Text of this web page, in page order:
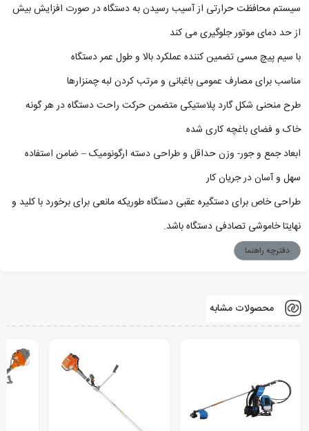
سیستم محافظت حرارتی از آسیب رسیدن به دستگاه در صورت افزایش بیش
از حد دمای موتور جلوگیری می کند
با سیم پیچ مسی تضمین کننده عملکرد بالا و طول عمر دستگاه
مناسب برای مصارف عمومی باغبانی و مرتب کردن لبه چمنزارها
طرح منحنی شکل گارد پلاستیکی متضمن حرکت راحت دستگاه در هر گونه
خاک و فضای باغچه کاری شده
ابعاد جمع و جور- وزن حداقل و طراحی دسته ارگونومیک – ضامن استفاده
سهل و آسان در جریان کار
طراحی خاص برای دستگیره عقبی دستگاه طوریکه مانعی برای برخورد با کلید و
نهایتا خاموشی تصادفی دستگاه باشد.
دفترچه راهنما
محصولات مشابه